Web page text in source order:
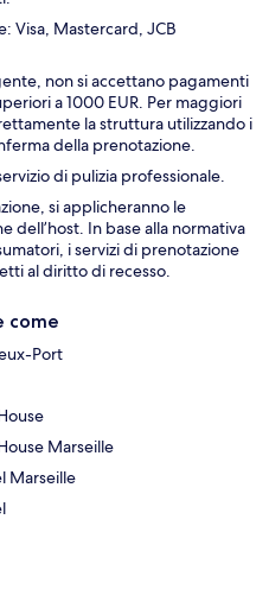
Visa, Mastercard, JCB
non si accettano pagamenti
a 1000 EUR. Per maggiori
la struttura utilizzando i
della prenotazione.
di pulizia professionale.
si applicheranno le
dell’host. In base alla normativa
i servizi di prenotazione
al diritto di recesso.
come
Port
Marseille
Marseille